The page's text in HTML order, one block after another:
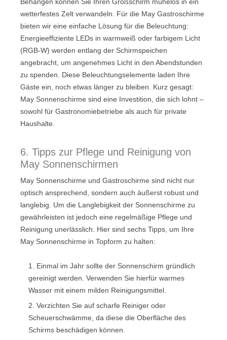
wetterfestes Zelt verwandeln. Für die May Gastroschirme
bieten wir eine einfache Lösung für die Beleuchtung:
Energieeffiziente LEDs in warmweiß oder farbigem Licht
(RGB-W) werden entlang der Schirmspeichen
angebracht, um angenehmes Licht in den Abendstunden
zu spenden. Diese Beleuchtungselemente laden Ihre
Gäste ein, noch etwas länger zu bleiben. Kurz gesagt:
May Sonnenschirme sind eine Investition, die sich lohnt –
sowohl für Gastronomiebetriebe als auch für private
Haushalte.
6. Tipps zur Pflege und Reinigung von
May Sonnenschirmen
May Sonnenschirme und Gastroschirme sind nicht nur
optisch ansprechend, sondern auch äußerst robust und
langlebig. Um die Langlebigkeit der Sonnenschirme zu
gewährleisten ist jedoch eine regelmäßige Pflege und
Reinigung unerlässlich. Hier sind sechs Tipps, um Ihre
May Sonnenschirme in Topform zu halten:
1. Einmal im Jahr sollte der Sonnenschirm gründlich
gereinigt werden. Verwenden Sie hierfür warmes
Wasser mit einem milden Reinigungsmittel.
2. Verzichten Sie auf scharfe Reiniger oder
Scheuerschwämme, da diese die Oberfläche des
Schirms beschädigen können.